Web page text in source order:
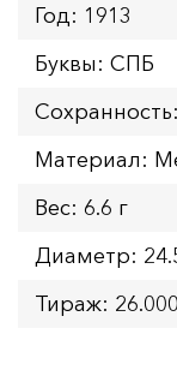
Год: 1913
Буквы: СПБ
Материал:
Вес: 6.6 г
Диаметр:
Тираж: